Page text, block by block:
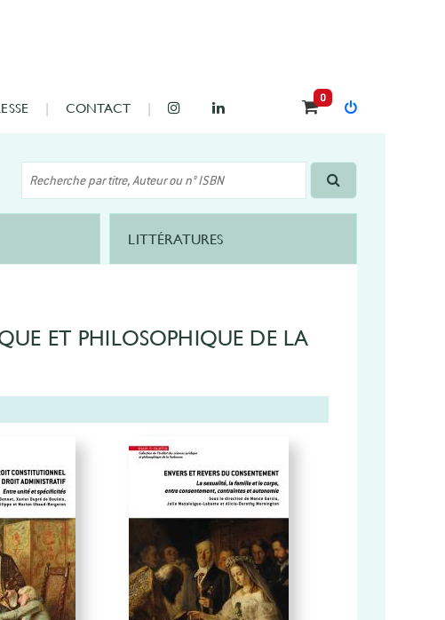
CONTACT
0
LITTÉRATURES
ET PHILOSOPHIQUE DE LA